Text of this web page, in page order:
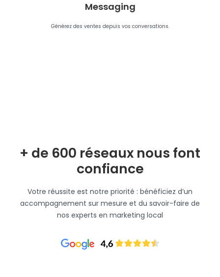
Messaging
Générez des ventes depuis vos conversations.
+ de 600 réseaux nous font
confiance
Votre réussite est notre priorité : bénéficiez d’un
accompagnement sur mesure et du savoir-faire de
nos experts en marketing local